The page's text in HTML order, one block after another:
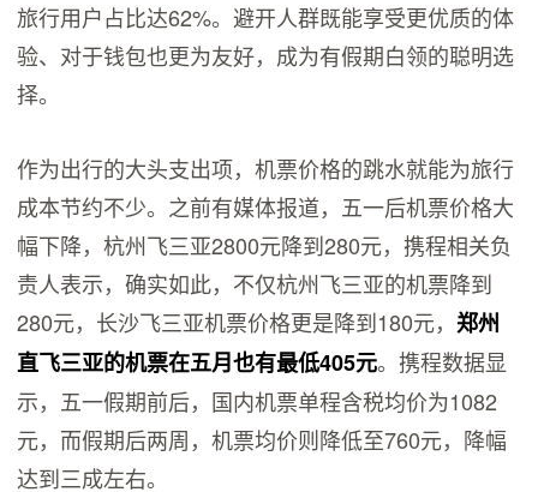
旅行用户占比达62%。避开人群既能享受更优质的体
验、对于钱包也更为友好，成为有假期白领的聪明选
择。
作为出行的大头支出项，机票价格的跳水就能为旅行
成本节约不少。之前有媒体报道，五一后机票价格大
幅下降，杭州飞三亚2800元降到280元，携程相关负
责人表示，确实如此，不仅杭州飞三亚的机票降到
280元，长沙飞三亚机票价格更是降到180元， 郑州
直飞三亚的机票在五月也有最低405元。携程数据显
示，五一假期前后，国内机票单程含税均价为1082
元，而假期后两周，机票均价则降低至760元，降幅
达到三成左右。